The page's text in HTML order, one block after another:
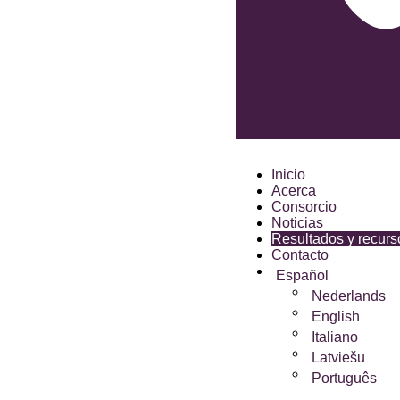
Inicio
Acerca
Consorcio
Noticias
Resultados y
Contacto
Español
Nederlands
English
Italiano
Latviešu
Português